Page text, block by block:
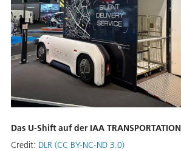
Das U-Shift auf der IAA
Credit: DLR (CC BY-NC-ND 3.0)